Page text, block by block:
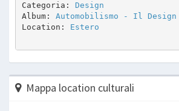
Categoria: Design
Album: Automobilismo - Il
Location: Estero
Mappa location culturali